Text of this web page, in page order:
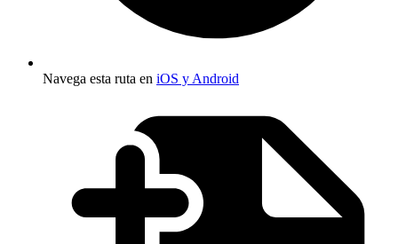
Navega esta ruta en iOS y Android